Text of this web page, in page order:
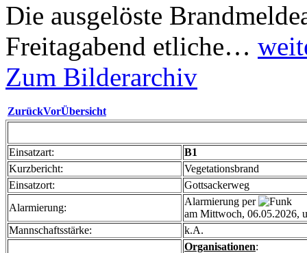
Die ausgelöste
Freitagabend etliche…
Zum Bilderarchiv
ZurückVorÜbersicht
Einsatzart:
B1
Kurzbericht:
Vegetationsbrand
Einsatzort:
Gottsackerweg
Alarmierung:
Alarmierung per
am Mittwoch, 06.05.2026,
Mannschaftsstärke:
k.A.
Organisationen: